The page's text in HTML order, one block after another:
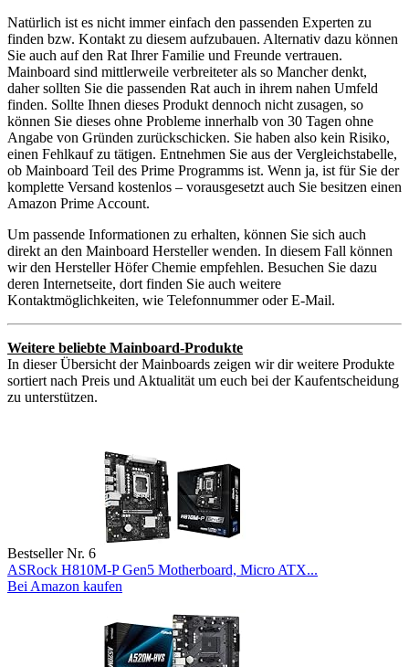
Natürlich ist es nicht immer einfach den passenden Experten zu
finden bzw. Kontakt zu diesem aufzubauen. Alternativ dazu können
Sie auch auf den Rat Ihrer Familie und Freunde vertrauen.
Mainboard sind mittlerweile verbreiteter als so Mancher denkt,
daher sollten Sie die passenden Rat auch in ihrem nahen Umfeld
finden. Sollte Ihnen dieses Produkt dennoch nicht zusagen, so
können Sie dieses ohne Probleme innerhalb von 30 Tagen ohne
Angabe von Gründen zurückschicken. Sie haben also kein Risiko,
einen Fehlkauf zu tätigen. Entnehmen Sie aus der Vergleichstabelle,
ob Mainboard Teil des Prime Programms ist. Wenn ja, ist für Sie der
komplette Versand kostenlos – vorausgesetzt auch Sie besitzen einen
Amazon Prime Account.
Um passende Informationen zu erhalten, können Sie sich auch
direkt an den Mainboard Hersteller wenden. In diesem Fall können
wir den Hersteller Höfer Chemie empfehlen. Besuchen Sie dazu
deren Internetseite, dort finden Sie auch weitere
Kontaktmöglichkeiten, wie Telefonnummer oder E-Mail.
Weitere beliebte Mainboard-Produkte
In dieser Übersicht der Mainboards zeigen wir dir weitere Produkte
sortiert nach Preis und Aktualität um euch bei der Kaufentscheidung
zu unterstützen.
Bestseller Nr. 6
ASRock H810M-P Gen5 Motherboard, Micro ATX...
Bei Amazon kaufen